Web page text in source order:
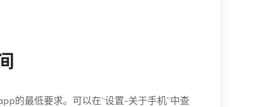
的最低要求。可以在“设置-关于手机”中查